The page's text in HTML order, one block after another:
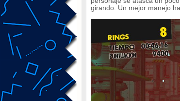
girando. Un mejor manejo